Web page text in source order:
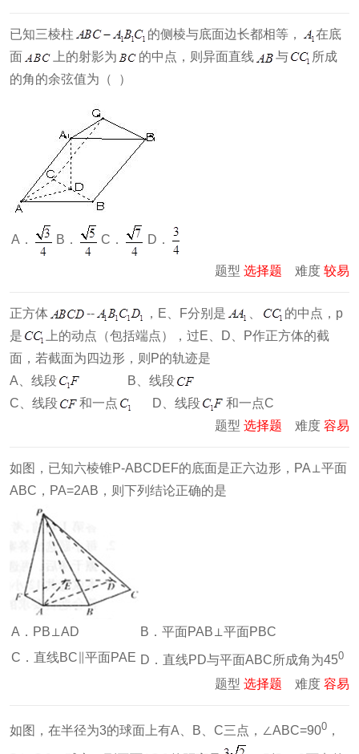
已知三棱柱 的侧棱与底面边长都相等，
在底
面
上的射影为 的中点，则异面直线 与
所成
的角的余弦值为（ ）
A． B． C． D．
题型 选择题 难度 较易
正方体 -- ，E、F分别是
的中点，p
是
上的动点（包括端点），过E、D、P作正方体的截
面，若截面为四边形，则P的轨迹是
A、线段
B、线段
C、线段
和一点 D、线段
和一点C
题型 选择题 难度 容易
如图，已知六棱锥P-ABCDEF的底面是正六边形，PA⊥平面
ABC，PA=2AB，则下列结论正确的是
A．PB⊥AD
B．平面PAB⊥平面PBC
C．直线BC∥平面PAE D．直线PD与平面ABC所成角为450
题型 选择题 难度 容易
如图，在半径为3的球面上有A、B、C三点，∠ABC=900 ，